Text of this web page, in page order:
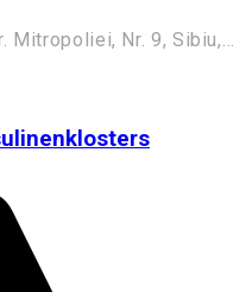
Biserica Reformată Calvină, Str. Mitropoliei, Nr. 9, Sibiu, România